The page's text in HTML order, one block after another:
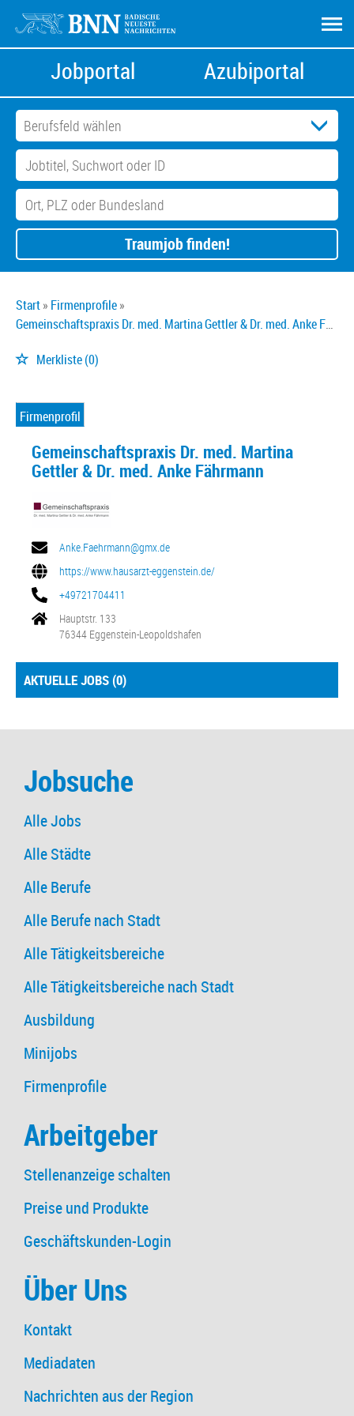
Jobportal Azubiportal
Traumjob finden!
Start
Firmenprofile
Gemeinschaftspraxis Dr. med. Martina Gettler & Dr. med. Anke Fährmann
Merkliste(0)
Firmenprofil
Gemeinschaftspraxis Dr. med. Martina
Gettler & Dr. med. Anke Fährmann
Anke.Faehrmann@gmx.de
https://www.hausarzt-eggenstein.de/
+49721704411
Hauptstr. 133
76344 Eggenstein-Leopoldshafen
AKTUELLE JOBS (0)
Jobsuche
Alle Jobs
Alle Städte
Alle Berufe
Alle Berufe nach Stadt
Alle Tätigkeitsbereiche
Alle Tätigkeitsbereiche nach Stadt
Ausbildung
Minijobs
Firmenprofile
Arbeitgeber
Stellenanzeige schalten
Preise und Produkte
Geschäftskunden-Login
Über Uns
Kontakt
Mediadaten
Nachrichten aus der Region